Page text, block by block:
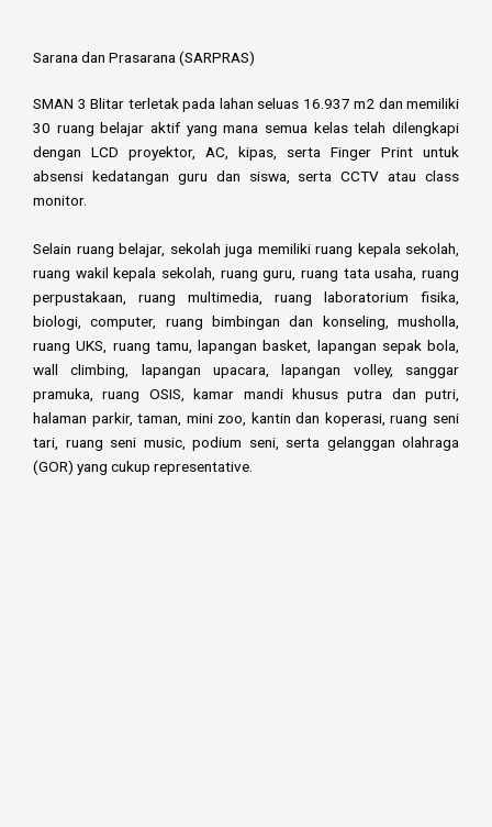
Sarana dan Prasarana (SARPRAS)
SMAN 3 Blitar terletak pada lahan seluas 16.937 m2 dan memiliki
30 ruang belajar aktif yang mana semua kelas telah dilengkapi
dengan LCD proyektor, AC, kipas, serta Finger Print untuk
absensi kedatangan guru dan siswa, serta CCTV atau class
monitor.
Selain ruang belajar, sekolah juga memiliki ruang kepala sekolah,
ruang wakil kepala sekolah, ruang guru, ruang tata usaha, ruang
perpustakaan, ruang multimedia, ruang laboratorium fisika,
biologi, computer, ruang bimbingan dan konseling, musholla,
ruang UKS, ruang tamu, lapangan basket, lapangan sepak bola,
wall climbing, lapangan upacara, lapangan volley, sanggar
pramuka, ruang OSIS, kamar mandi khusus putra dan putri,
halaman parkir, taman, mini zoo, kantin dan koperasi, ruang seni
tari, ruang seni music, podium seni, serta gelanggan olahraga
(GOR) yang cukup representative.